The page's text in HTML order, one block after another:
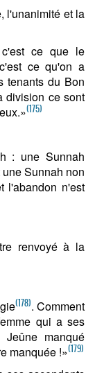
l'unanimité et la
ce que le
ce qu'on a
tenants du Bon
division ce sont
(175)
: une Sunnah
Sunnah non
l'abandon n'est
renvoyé à la
(178). Comment
qui a ses
manqué
manquée !»(179)